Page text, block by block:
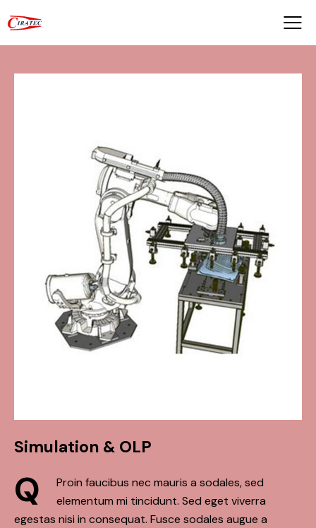
Simulation & OLP
Q
Proin faucibus nec mauris a sodales, sed
elementum mi tincidunt. Sed eget viverra
egestas nisi in consequat. Fusce sodales augue a